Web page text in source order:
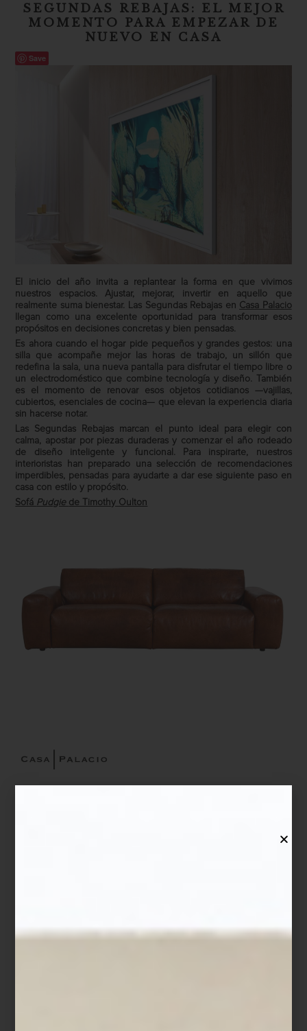
SEGUNDAS REBAJAS: EL MEJOR
MOMENTO PARA EMPEZAR DE
NUEVO EN CASA
Save
El inicio del año invita a replantear la forma en que vivimos
nuestros espacios. Ajustar, mejorar, invertir en aquello que
realmente suma bienestar. Las Segundas Rebajas en Casa Palacio
llegan como una excelente oportunidad para transformar esos
propósitos en decisiones concretas y bien pensadas.
Es ahora cuando el hogar pide pequeños y grandes gestos: una
silla que acompañe mejor las horas de trabajo, un sillón que
redefina la sala, una nueva pantalla para disfrutar el tiempo libre o
un electrodoméstico que combine tecnología y diseño. También
es el momento de renovar esos objetos cotidianos —vajillas,
cubiertos, esenciales de cocina— que elevan la experiencia diaria
sin hacerse notar.
Las Segundas Rebajas marcan el punto ideal para elegir con
calma, apostar por piezas duraderas y comenzar el año rodeado
de diseño inteligente y funcional. Para inspirarte, nuestros
interioristas han preparado una selección de recomendaciones
imperdibles, pensadas para ayudarte a dar ese siguiente paso en
casa con estilo y propósito.
Sofá Pudgie de Timothy Oulton